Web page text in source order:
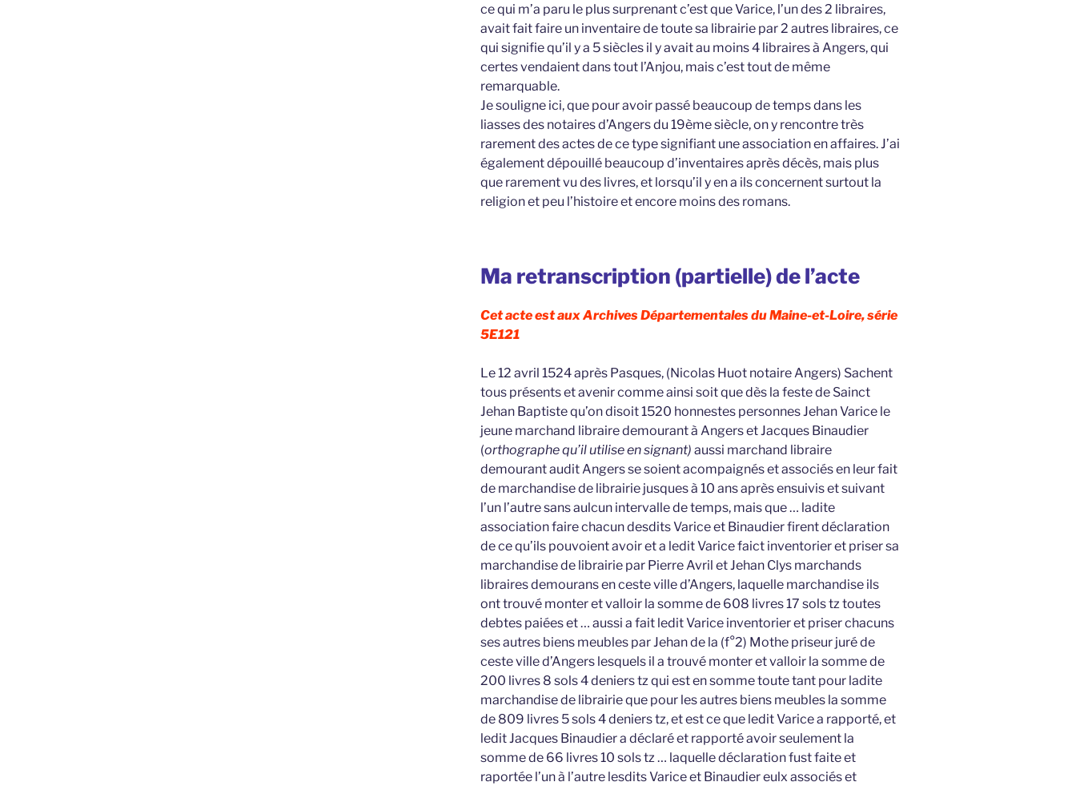
ce qui m’a paru le plus surprenant c’est que Varice, l’un des 2 libraires,
avait fait faire un inventaire de toute sa librairie par 2 autres libraires, ce
qui signifie qu’il y a 5 siècles il y avait au moins 4 libraires à Angers, qui
certes vendaient dans tout l’Anjou, mais c’est tout de même
remarquable.
Je souligne ici, que pour avoir passé beaucoup de temps dans les
liasses des notaires d’Angers du 19ème siècle, on y rencontre très
rarement des actes de ce type signifiant une association en affaires. J’ai
également dépouillé beaucoup d’inventaires après décès, mais plus
que rarement vu des livres, et lorsqu’il y en a ils concernent surtout la
religion et peu l’histoire et encore moins des romans.
Ma retranscription (partielle) de l’acte
Cet acte est aux Archives Départementales du Maine-et-Loire, série
5E121
Le 12 avril 1524 après Pasques, (Nicolas Huot notaire Angers) Sachent
tous présents et avenir comme ainsi soit que dès la feste de Sainct
Jehan Baptiste qu’on disoit 1520 honnestes personnes Jehan Varice le
jeune marchand libraire demourant à Angers et Jacques Binaudier
(orthographe qu’il utilise en signant) aussi marchand libraire
demourant audit Angers se soient acompaignés et associés en leur fait
de marchandise de librairie jusques à 10 ans après ensuivis et suivant
l’un l’autre sans aulcun intervalle de temps, mais que … ladite
association faire chacun desdits Varice et Binaudier firent déclaration
de ce qu’ils pouvoient avoir et a ledit Varice faict inventorier et priser sa
marchandise de librairie par Pierre Avril et Jehan Clys marchands
libraires demourans en ceste ville d’Angers, laquelle marchandise ils
ont trouvé monter et valloir la somme de 608 livres 17 sols tz toutes
debtes paiées et … aussi a fait ledit Varice inventorier et priser chacuns
ses autres biens meubles par Jehan de la (f°2) Mothe priseur juré de
ceste ville d’Angers lesquels il a trouvé monter et valloir la somme de
200 livres 8 sols 4 deniers tz qui est en somme toute tant pour ladite
marchandise de librairie que pour les autres biens meubles la somme
de 809 livres 5 sols 4 deniers tz, et est ce que ledit Varice a rapporté, et
ledit Jacques Binaudier a déclaré et rapporté avoir seulement la
somme de 66 livres 10 sols tz … laquelle déclaration fust faite et
raportée l’un à l’autre lesdits Varice et Binaudier eulx associés et